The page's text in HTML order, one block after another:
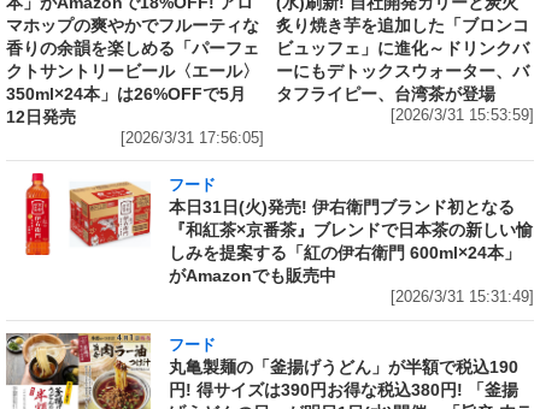
マホップの爽やかでフルーティな
香りの余韻を楽しめる「パーフェ
クトサントリービール〈エール〉
350ml×24本」は26%OFFで5月
12日発売
[2026/3/31 17:56:05]
炙り焼き芋を追加した「ブロンコ
ビュッフェ」に進化～ドリンクバ
ーにもデトックスウォーター、バ
タフライピー、台湾茶が登場
[2026/3/31 15:53:59]
フード
本日31日(火)発売! 伊右衛門ブランド初となる
『和紅茶×京番茶』ブレンドで日本茶の新しい愉
しみを提案する「紅の伊右衛門 600ml×24本」
がAmazonでも販売中
[2026/3/31 15:31:49]
フード
丸亀製麺の「釜揚げうどん」が半額で税込190
円! 得サイズは390円お得な税込380円! 「釜揚